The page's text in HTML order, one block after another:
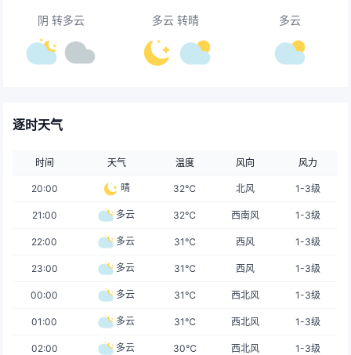
阴 转多云 多云 转晴 多云
逐时天气
时间 天气 温度 风向 风力
20:00 晴 32℃ 北风 1-3级
21:00 多云 32℃ 西南风 1-3级
22:00 多云 31℃ 西风 1-3级
23:00 多云 31℃ 西风 1-3级
00:00 多云 31℃ 西北风 1-3级
01:00 多云 31℃ 西北风 1-3级
02:00 多云 30℃ 西北风 1-3级